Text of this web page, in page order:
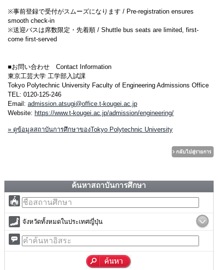
※事前登録で受付がスムーズになります / Pre-registration ensures
smooth check-in
※送迎バスは席数限定・先着順 / Shuttle bus seats are limited, first-
come first-served
■お問い合わせ Contact Information
東京工芸大学 工学部入試課
Tokyo Polytechnic University Faculty of Engineering Admissions Office
TEL: 0120-125-246
Email: admission.atsugi@office.t-kougei.ac.jp
Website: https://www.t-kougei.ac.jp/admission/engineering/
» ดูข้อมูลสถาบันการศึกษาของTokyo Polytechnic University
ค้นหาสถาบันการศึกษา
จังหวัดทั้งหมดในประเทศญี่ปุ่น